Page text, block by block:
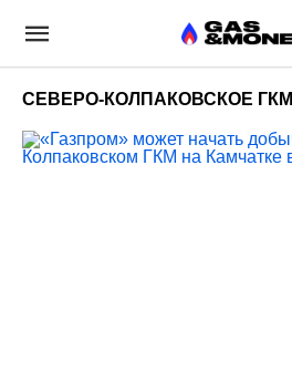
СЕВЕРО-КОЛПАКОВСКОЕ ГКМ